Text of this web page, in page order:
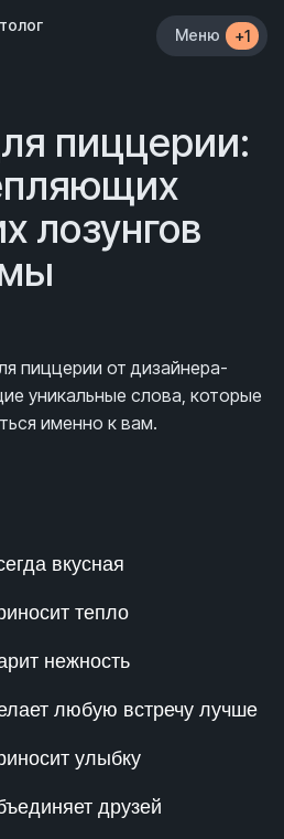
Меню +1
пиццерии:
лозунгов
пиццерии от дизайнера-
уникальные слова, которые
именно к вам.
вкусная
тепло
нежность
любую встречу лучше
улыбку
друзей